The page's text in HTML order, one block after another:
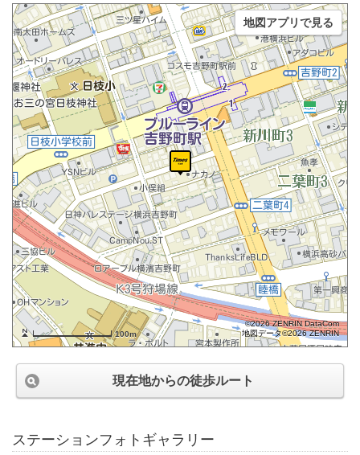
100m
©2026 ZENRIN DataCom
地図データ©2026 ZENRIN
地図アプリで見る
現在地からの徒歩ルート
ステーションフォトギャラリー